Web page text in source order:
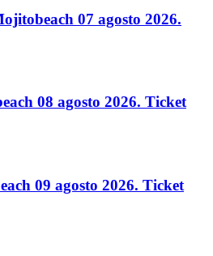
07 agosto 2026.
08 agosto 2026. Ticket
09 agosto 2026. Ticket